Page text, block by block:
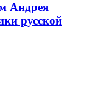
Андрея
русской